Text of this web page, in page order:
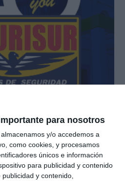
para nosotros
almacenamos y/o accedemos a
como cookies, y procesamos
únicos e información
para publicidad y contenido
y contenido,